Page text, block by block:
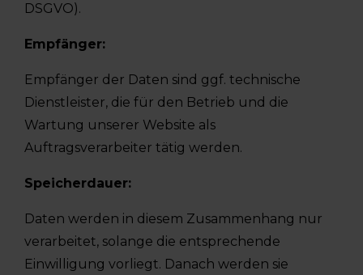
DSGVO).
Empfänger:
Empfänger der Daten sind ggf. technische
Dienstleister, die für den Betrieb und die
Wartung unserer Website als
Auftragsverarbeiter tätig werden.
Speicherdauer:
Daten werden in diesem Zusammenhang nur
verarbeitet, solange die entsprechende
Einwilligung vorliegt. Danach werden sie